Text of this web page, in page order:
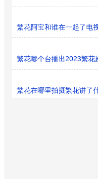
繁花阿宝和谁在一起了电
繁花哪个台播出2023繁花
繁花在哪里拍摄繁花讲了